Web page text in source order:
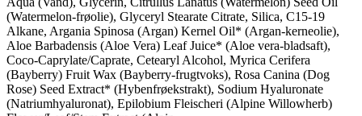
(Watermelon-frøolie), Glyceryl Stearate Citrate, Silica, C15-19
Alkane, Argania Spinosa (Argan) Kernel Oil* (Argan-kerneolie),
Aloe Barbadensis (Aloe Vera) Leaf Juice* (Aloe vera-bladsaft),
Coco-Caprylate/Caprate, Cetearyl Alcohol, Myrica Cerifera
(Bayberry) Fruit Wax (Bayberry-frugtvoks), Rosa Canina (Dog
Rose) Seed Extract* (Hybenfrøekstrakt), Sodium Hyaluronate
(Natriumhyaluronat), Epilobium Fleischeri (Alpine Willowherb)